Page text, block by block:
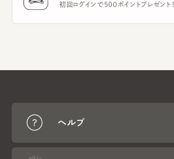
初回ログインで500ポイントプレゼント！
ヘルプ